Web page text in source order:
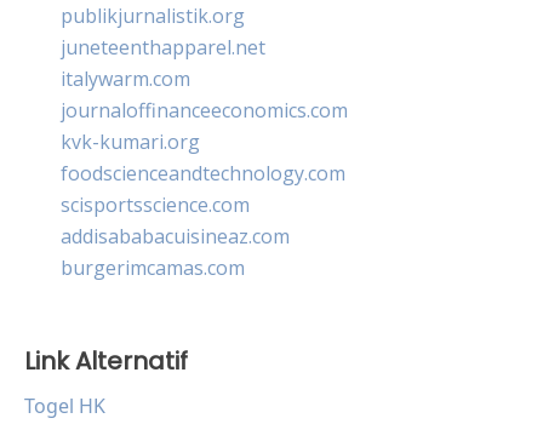
publikjurnalistik.org
juneteenthapparel.net
italywarm.com
journaloffinanceeconomics.com
kvk-kumari.org
foodscienceandtechnology.com
scisportsscience.com
addisababacuisineaz.com
burgerimcamas.com
Link Alternatif
Togel HK